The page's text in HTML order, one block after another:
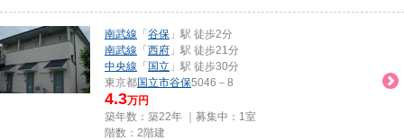
南武線 「 谷保 」駅 徒歩2分
南武線 「 西府 」駅 徒歩21分
中央線 「 国立 」駅 徒歩30分
東京都国立市谷保5046－8
4.3万円
築年数：築22年 ｜募集中： 1室
階数：2階建